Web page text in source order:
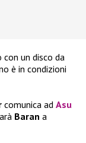
un disco da
è in condizioni
comunica ad Asu
Baran a